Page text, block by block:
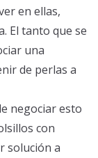
en ellas,
El tanto que se
una
de perlas a
negociar esto
con
solución a